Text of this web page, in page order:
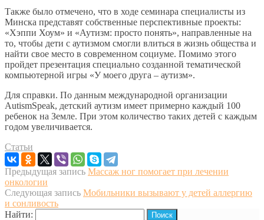
Также было отмечено, что в ходе семинара специалисты из
Минска представят собственные перспективные проекты:
«Хэппи Хоум» и «Аутизм: просто понять», направленные на
то, чтобы дети с аутизмом смогли влиться в жизнь общества и
найти свое место в современном социуме. Помимо этого
пройдет презентация специально созданной тематической
компьютерной игры «У моего друга – аутизм».
Для справки. По данным международной организации
AutismSpeak, детский аутизм имеет примерно каждый 100
ребенок на Земле. При этом количество таких детей с каждым
годом увеличивается.
Статьи
Предыдущая запись Массаж ног помогает при лечении
онкологии
Следующая запись Мобильники вызывают у детей аллергию
и сонливость
Найти: